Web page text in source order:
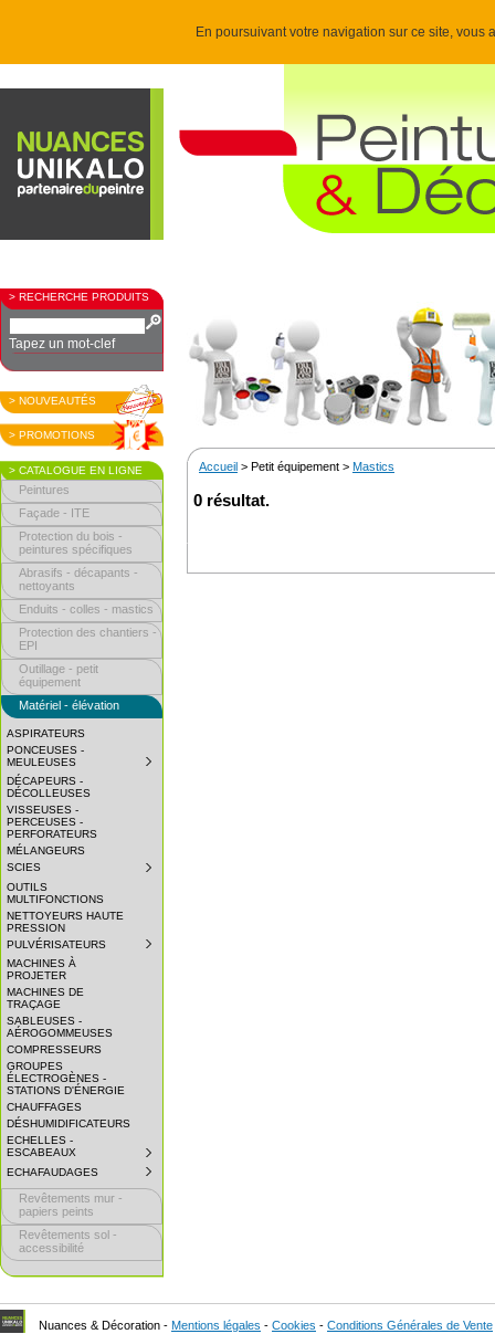
En poursuivant votre navigation sur ce site,
> RECHERCHE PRODUITS
Tapez un mot-clef
> NOUVEAUTÉS
> PROMOTIONS
> CATALOGUE EN LIGNE
Peintures
Façade - ITE
Protection du bois -
peintures spécifiques
Abrasifs - décapants -
nettoyants
Enduits - colles - mastics
Protection des chantiers -
EPI
Outillage - petit
équipement
Matériel - élévation
ASPIRATEURS
PONCEUSES -
MEULEUSES
DÉCAPEURS -
DÉCOLLEUSES
VISSEUSES -
PERCEUSES -
PERFORATEURS
MÉLANGEURS
SCIES
OUTILS
MULTIFONCTIONS
NETTOYEURS HAUTE
PRESSION
PULVÉRISATEURS
MACHINES À
PROJETER
MACHINES DE
TRAÇAGE
SABLEUSES -
AÉROGOMMEUSES
COMPRESSEURS
GROUPES
ÉLECTROGÈNES -
STATIONS D'ÉNERGIE
CHAUFFAGES
DÉSHUMIDIFICATEURS
ECHELLES -
ESCABEAUX
COLLAPSED.
CLICK
TO
EXPAND
ECHAFAUDAGES
COLLAPSED.
CLICK
EXPAND
SUBMENU.
Revêtements mur -
papiers peints
Revêtements sol -
accessibilité
Accueil > Petit équipement > Mastics
0 résultat.
Nuances & Décoration - Mentions légales - Cookies - Conditions Générales de Vente